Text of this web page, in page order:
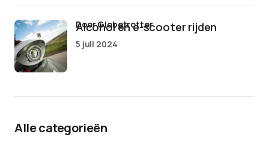
Alcohol en e-scooter rijden
door Globetrotter
5 juli 2024
Alle categorieën